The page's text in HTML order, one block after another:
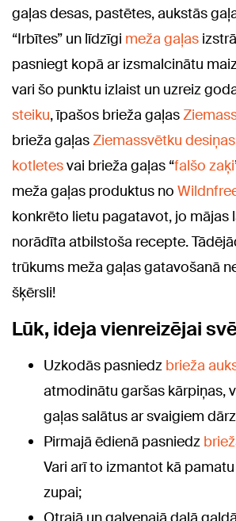
gaļas desas, pastētes, aukstās
“Irbītes” un līdzīgi meža gaļas
pasniegt kopā ar izsmalcinātu
vari šo punktu izlaist un uzreiz
steiku, īpašos brieža gaļas
brieža gaļasZiemassvētku desiņas
kotletesvai brieža gaļas “falšo zaķi
meža gaļas produktus no
konkrēto lietu pagatavot, jo mājas
norādīta atbilstoša recepte.
trūkums meža gaļas gatavošanā
šķērsli!
Lūk, ideja vienreizējai
Uzkodās pasniedz brieža
atmodinātu garšas kārpiņas,
gaļas salātus ar svaigiem
Pirmajā ēdienā pasniedz
Vari arī to izmantot kā
zupai;